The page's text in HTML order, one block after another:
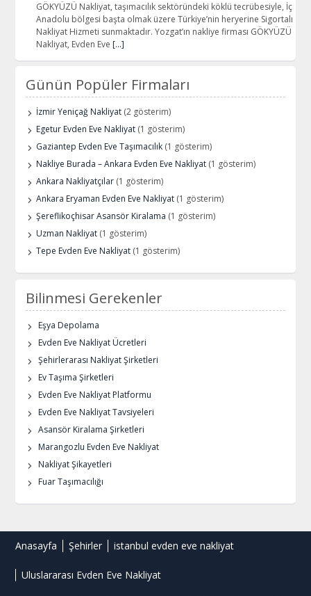
GÖKYÜZÜ Nakliyat, taşımacılık sektöründeki köklü tecrübesiyle, İç
Anadolu bölgesi başta olmak üzere Türkiye’nin heryerine Sigortalı
Nakliyat Hizmeti sunmaktadır. Yozgat’ın nakliye firması GÖKYÜZÜ
Nakliyat, Evden Eve […]
Günün Popüler Firmaları
İzmir Yeniçağ Nakliyat (2 gösterim)
Egetur Evden Eve Nakliyat (1 gösterim)
Gaziantep Evden Eve Taşımacılık (1 gösterim)
Nakliye Burada – Ankara Evden Eve Nakliyat (1 gösterim)
Ankara Nakliyatçılar (1 gösterim)
Ankara Eryaman Evden Eve Nakliyat (1 gösterim)
Şereflikoçhisar Asansör Kiralama (1 gösterim)
Uzman Nakliyat (1 gösterim)
Tepe Evden Eve Nakliyat (1 gösterim)
Bilinmesi Gerekenler
Eşya Depolama
Evden Eve Nakliyat Ücretleri
Şehirlerarası Nakliyat Şirketleri
Ev Taşıma Şirketleri
Evden Eve Nakliyat Platformu
Evden Eve Nakliyat Tavsiyeleri
Asansör Kiralama Şirketleri
Marangozlu Evden Eve Nakliyat
Nakliyat Şikayetleri
Fuar Taşımacılığı
Anasayfa Şehirler istanbul evden eve nakliyat
Uluslararası Evden Eve Nakliyat